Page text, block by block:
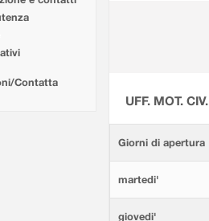
Contatta
UFF. MOT.
Giorni di apertura
martedi'
giovedi'